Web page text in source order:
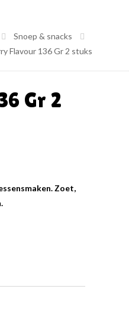
Snoep & snacks
Flavour 136 Gr 2 stuks
Gr 2
Zoet,